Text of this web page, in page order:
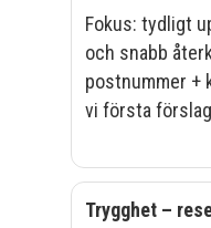
Fokus: tydligt
och snabb
postnummer +
vi första
Trygghet –